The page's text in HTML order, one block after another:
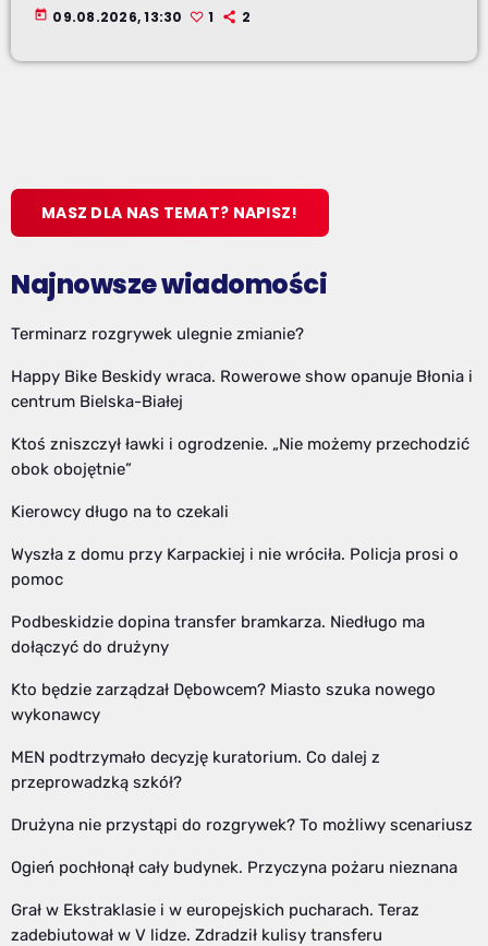
today 09.08.2026, 13:30 1 2
MASZ DLA NAS TEMAT? NAPISZ!
Najnowsze wiadomości
Terminarz rozgrywek ulegnie zmianie?
Happy Bike Beskidy wraca. Rowerowe show opanuje Błonia i
centrum Bielska-Białej
Ktoś zniszczył ławki i ogrodzenie. „Nie możemy przechodzić
obok obojętnie”
Kierowcy długo na to czekali
Wyszła z domu przy Karpackiej i nie wróciła. Policja prosi o
pomoc
Podbeskidzie dopina transfer bramkarza. Niedługo ma
dołączyć do drużyny
Kto będzie zarządzał Dębowcem? Miasto szuka nowego
wykonawcy
MEN podtrzymało decyzję kuratorium. Co dalej z
przeprowadzką szkół?
Drużyna nie przystąpi do rozgrywek? To możliwy scenariusz
Ogień pochłonął cały budynek. Przyczyna pożaru nieznana
Grał w Ekstraklasie i w europejskich pucharach. Teraz
zadebiutował w V lidze. Zdradził kulisy transferu